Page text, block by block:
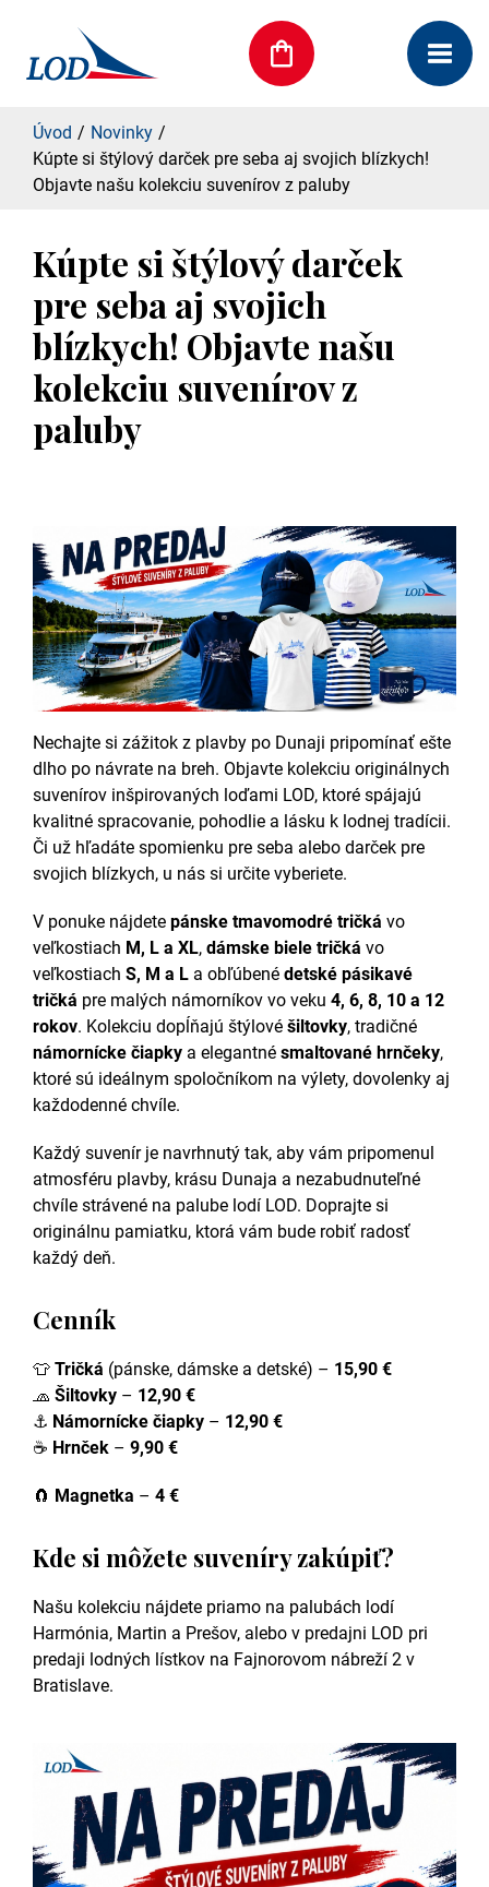
Úvod
Novinky
Kúpte si štýlový darček pre seba aj svojich blízkych!
Objavte našu kolekciu suvenírov z paluby
Kúpte si štýlový darček
pre seba aj svojich
blízkych! Objavte našu
kolekciu suvenírov z
paluby
Nechajte si zážitok z plavby po Dunaji pripomínať ešte
dlho po návrate na breh. Objavte kolekciu originálnych
suvenírov inšpirovaných loďami LOD, ktoré spájajú
kvalitné spracovanie, pohodlie a lásku k lodnej tradícii.
Či už hľadáte spomienku pre seba alebo darček pre
svojich blízkych, u nás si určite vyberiete.
V ponuke nájdete pánske tmavomodré tričká vo
veľkostiach M, L a XL, dámske biele tričká vo
veľkostiach S, M a L a obľúbené detské pásikavé
tričká pre malých námorníkov vo veku 4, 6, 8, 10 a 12
rokov. Kolekciu dopĺňajú štýlové šiltovky, tradičné
námornícke čiapky a elegantné smaltované hrnčeky,
ktoré sú ideálnym spoločníkom na výlety, dovolenky aj
každodenné chvíle.
Každý suvenír je navrhnutý tak, aby vám pripomenul
atmosféru plavby, krásu Dunaja a nezabudnuteľné
chvíle strávené na palube lodí LOD. Doprajte si
originálnu pamiatku, ktorá vám bude robiť radosť
každý deň.
Cenník
👕 Tričká (pánske, dámske a detské) – 15,90 €
🧢 Šiltovky – 12,90 €
⚓ Námornícke čiapky – 12,90 €
☕ Hrnček – 9,90 €
🧲 Magnetka – 4 €
Kde si môžete suveníry zakúpiť?
Našu kolekciu nájdete priamo na palubách lodí
Harmónia, Martin a Prešov, alebo v predajni LOD pri
predaji lodných lístkov na Fajnorovom nábreží 2 v
Bratislave.